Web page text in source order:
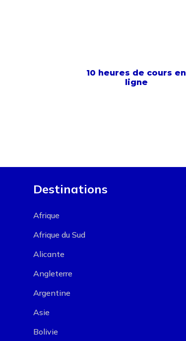
10 heures de cours en
ligne
Destinations
Afrique
Afrique du Sud
Alicante
Angleterre
Argentine
Asie
Bolivie